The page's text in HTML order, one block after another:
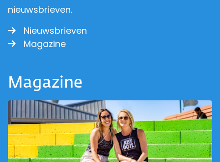
nieuwsbrieven.
Nieuwsbrieven
Magazine
Magazine